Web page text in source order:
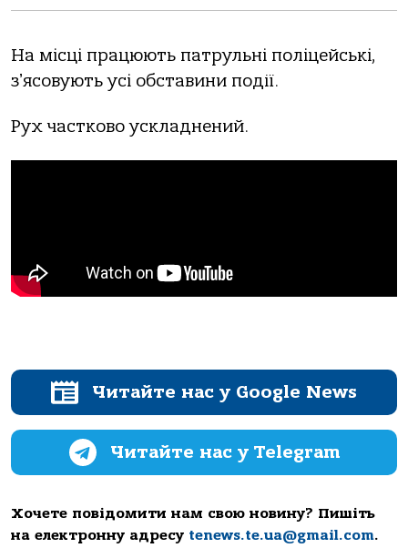
На місці працюють патрульні поліцейські,
зʼясовують усі обставини події.
Рух частково ускладнений.
Читайте нас у Google News
Читайте нас у Telegram
Хочете повідомити нам свою новину? Пишіть
на електронну адресу tenews.te.ua@gmail.com.